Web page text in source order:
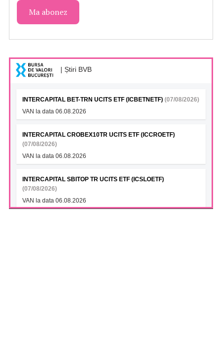
| Știri BVB
INTERCAPITAL BET-TRN UCITS ETF (ICBETNETF) (07/08/2026)
VAN la data 06.08.2026
INTERCAPITAL CROBEX10TR UCITS ETF (ICCROETF)
(07/08/2026)
VAN la data 06.08.2026
INTERCAPITAL SBITOP TR UCITS ETF (ICSLOETF)
(07/08/2026)
VAN la data 06.08.2026